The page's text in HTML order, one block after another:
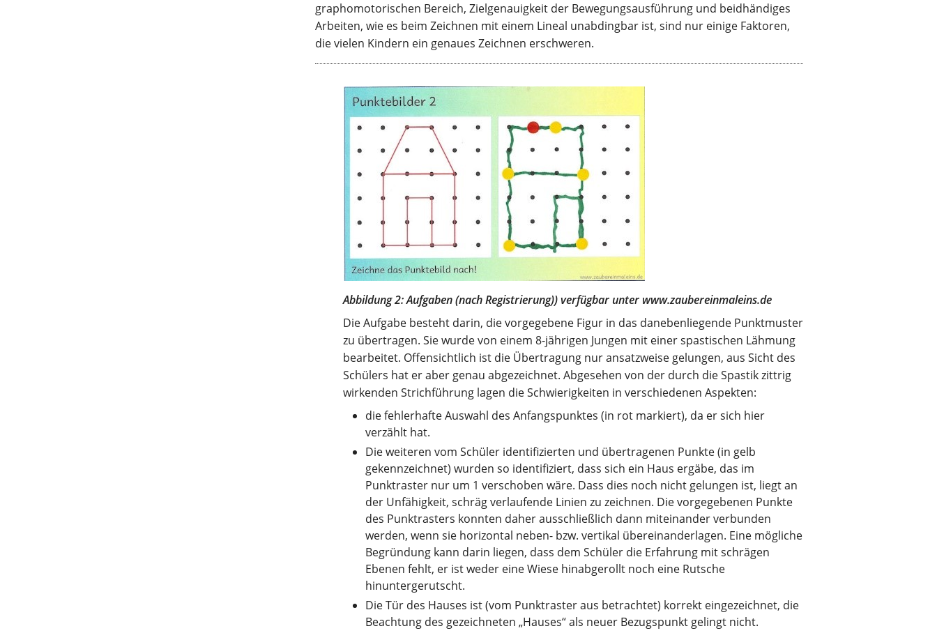
graphomotorischen Bereich, Zielgenauigkeit der Bewegungsausführung und beidhändiges
Arbeiten, wie es beim Zeichnen mit einem Lineal unabdingbar ist, sind nur einige Faktoren,
die vielen Kindern ein genaues Zeichnen erschweren.
Abbildung 2: Aufgaben (nach Registrierung)) verfügbar unter www.zaubereinmaleins.de
Die Aufgabe besteht darin, die vorgegebene Figur in das danebenliegende Punktmuster
zu übertragen. Sie wurde von einem 8-jährigen Jungen mit einer spastischen Lähmung
bearbeitet. Offensichtlich ist die Übertragung nur ansatzweise gelungen, aus Sicht des
Schülers hat er aber genau abgezeichnet. Abgesehen von der durch die Spastik zittrig
wirkenden Strichführung lagen die Schwierigkeiten in verschiedenen Aspekten:
die fehlerhafte Auswahl des Anfangspunktes (in rot markiert), da er sich hier
verzählt hat.
Die weiteren vom Schüler identifizierten und übertragenen Punkte (in gelb
gekennzeichnet) wurden so identifiziert, dass sich ein Haus ergäbe, das im
Punktraster nur um 1 verschoben wäre. Dass dies noch nicht gelungen ist, liegt an
der Unfähigkeit, schräg verlaufende Linien zu zeichnen. Die vorgegebenen Punkte
des Punktrasters konnten daher ausschließlich dann miteinander verbunden
werden, wenn sie horizontal neben- bzw. vertikal übereinanderlagen. Eine mögliche
Begründung kann darin liegen, dass dem Schüler die Erfahrung mit schrägen
Ebenen fehlt, er ist weder eine Wiese hinabgerollt noch eine Rutsche
hinuntergerutscht.
Die Tür des Hauses ist (vom Punktraster aus betrachtet) korrekt eingezeichnet, die
Beachtung des gezeichneten „Hauses“ als neuer Bezugspunkt gelingt nicht.